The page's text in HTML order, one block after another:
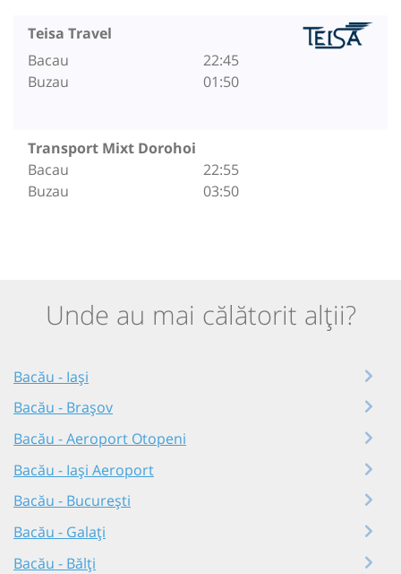
Teisa Travel
Bacau
Buzau
22:45
01:50
Transport Mixt Dorohoi
Bacau
Buzau
22:55
03:50
Unde au mai călătorit alții?
Bacău - Iași
Bacău - Brașov
Bacău - Aeroport Otopeni
Bacău - Iași Aeroport
Bacău - București
Bacău - Galați
Bacău - Bălți